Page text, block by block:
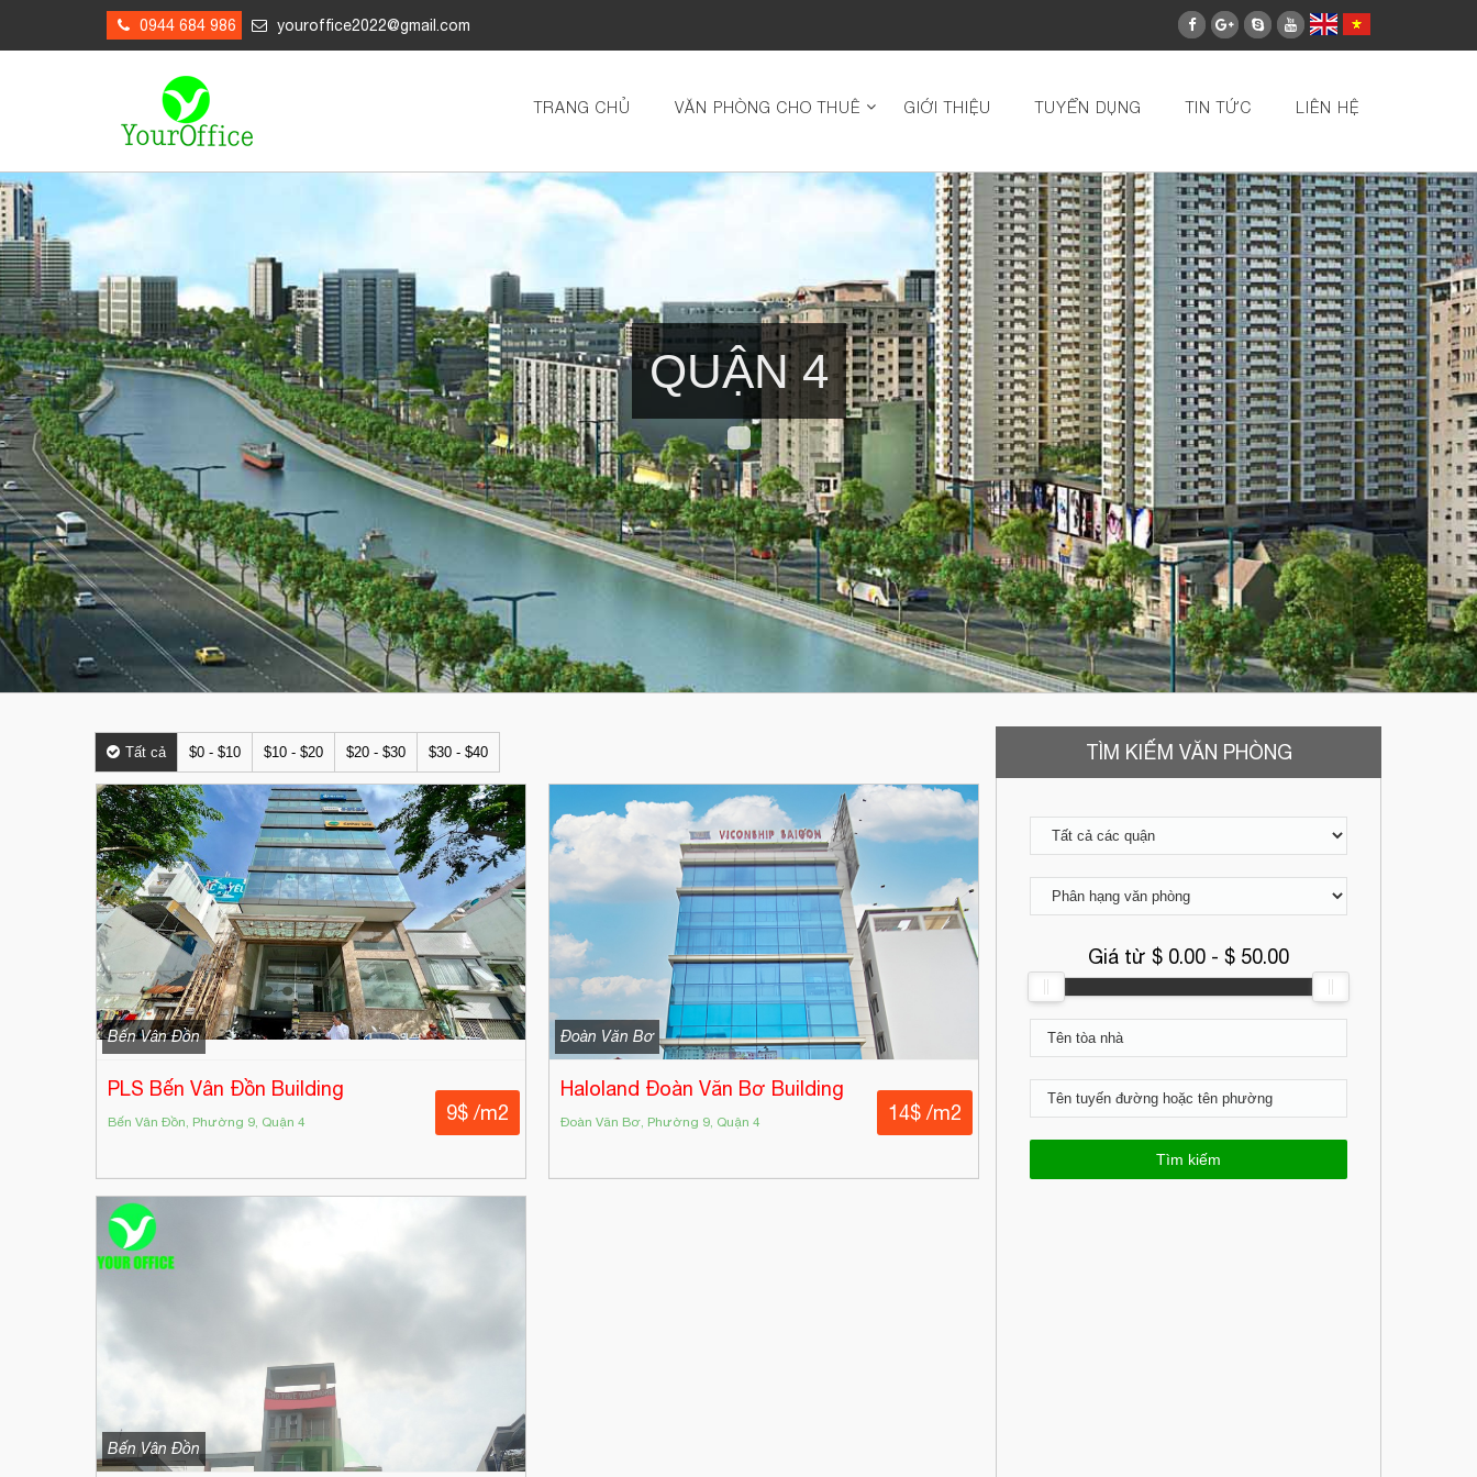
0944 684 986 youroffice2022@gmail.com
TRANG CHỦ VĂN PHÒNG CHO THUÊ GIỚI THIỆU TUYỂN DỤNG TIN TỨC LIÊN HỆ
QUẬN 4
TÌM KIẾM VĂN PHÒNG
Giá từ $ 0.00 - $ 50.00
Tất cả $0 - $10 $10 - $20 $20 - $30 $30 - $40
Bến Vân Đồn
PLS Bến Vân Đồn Building
Bến Vân Đồn, Phường 9, Quận 4 9$ /m2
Đoàn Văn Bơ
Haloland Đoàn Văn Bơ Building
Đoàn Văn Bơ, Phường 9, Quận 4 14$ /m2
Bến Vân Đồn